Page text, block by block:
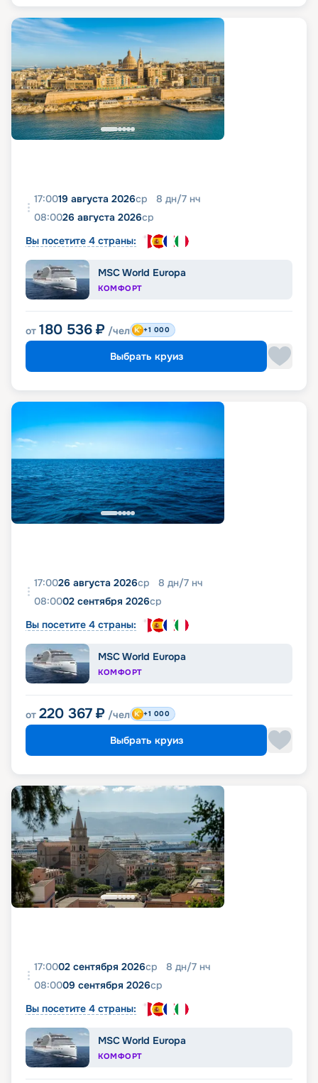
17:0019 августа 2026ср 8 дн/7 нч
08:0026 августа 2026ср
Вы посетите 4 страны:
MSC World Europa
КОМФОРТ
от 180 536 ₽ /чел +1 000
Выбрать круиз
17:0026 августа 2026ср 8 дн/7 нч
08:0002 сентября 2026ср
Вы посетите 4 страны:
MSC World Europa
КОМФОРТ
от 220 367 ₽ /чел +1 000
Выбрать круиз
17:0002 сентября 2026ср 8 дн/7 нч
08:0009 сентября 2026ср
Вы посетите 4 страны:
MSC World Europa
КОМФОРТ